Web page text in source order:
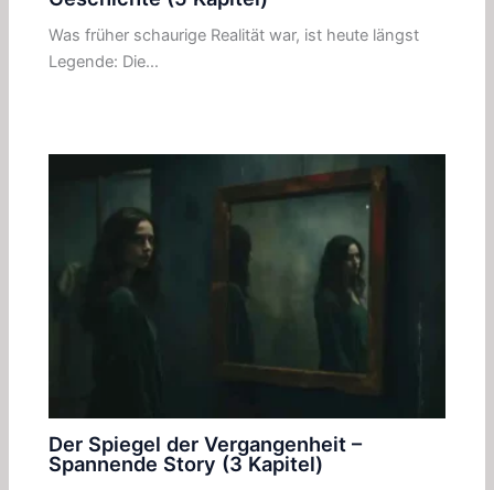
Was früher schaurige Realität war, ist heute längst
Legende: Die…
Der Spiegel der Vergangenheit –
Spannende Story (3 Kapitel)